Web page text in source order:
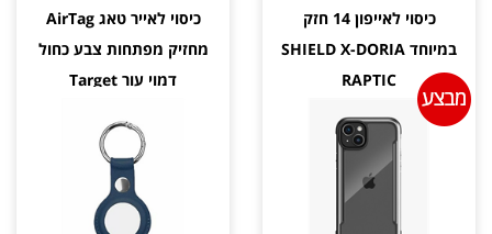
כיסוי לאייפון 14 חזק
במיוחד SHIELD X-DORIA
RAPTIC
כיסוי לאייר טאג AirTag
מחזיק מפתחות צבע כחול
דמוי עור Target